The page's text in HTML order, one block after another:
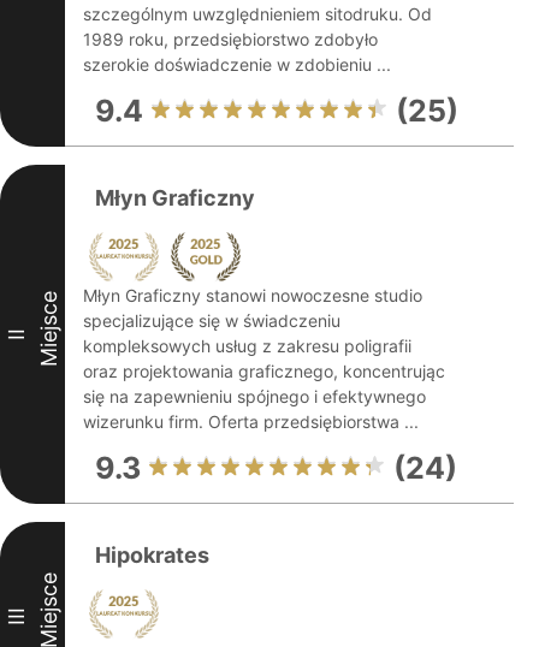
szczególnym uwzględnieniem sitodruku. Od
1989 roku, przedsiębiorstwo zdobyło
szerokie doświadczenie w zdobieniu ...
9.4 (25)
II Miejsce
Młyn Graficzny
Młyn Graficzny stanowi nowoczesne studio
specjalizujące się w świadczeniu
kompleksowych usług z zakresu poligrafii
oraz projektowania graficznego, koncentrując
się na zapewnieniu spójnego i efektywnego
wizerunku firm. Oferta przedsiębiorstwa ...
9.3 (24)
III Miejsce
Hipokrates